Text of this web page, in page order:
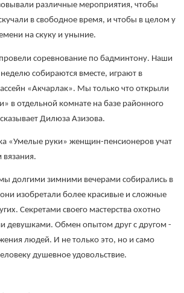
различные мероприятия, чтобы
в свободное время, и чтобы в целом у
на скуку и уныние.
соревнование по бадминтону. Наши
собираются вместе, играют в
«Акчарлак». Мы только что открыли
в отдельной комнате на базе районного
Дилюза Азизова.
«Умелые руки» женщин-пенсионеров учат
долгими зимними вечерами собирались в
изобретали более красивые и сложные
Секретами своего мастерства охотно
девушками. Обмен опытом друг с другом -
людей. И не только это, но и само
душевное удовольствие.